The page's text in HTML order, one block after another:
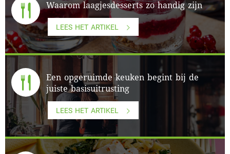
Waarom laagjesdesserts zo handig zijn
LEES HET ARTIKEL
Een opgeruimde keuken begint bij de
juiste basisuitrusting
LEES HET ARTIKEL